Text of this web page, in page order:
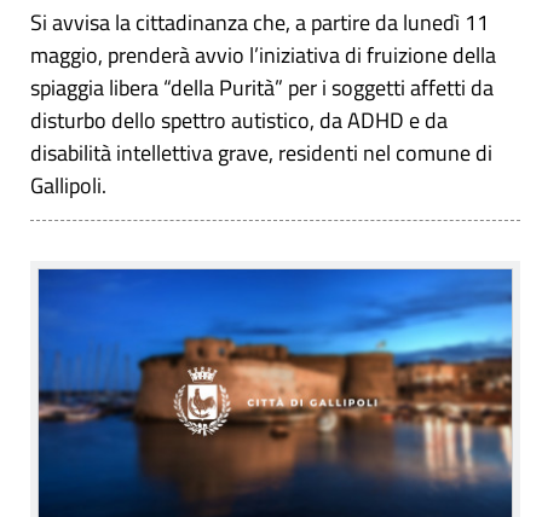
Si avvisa la cittadinanza che, a partire da lunedì 11
maggio, prenderà avvio l’iniziativa di fruizione della
spiaggia libera “della Purità” per i soggetti affetti da
disturbo dello spettro autistico, da ADHD e da
disabilità intellettiva grave, residenti nel comune di
Gallipoli.